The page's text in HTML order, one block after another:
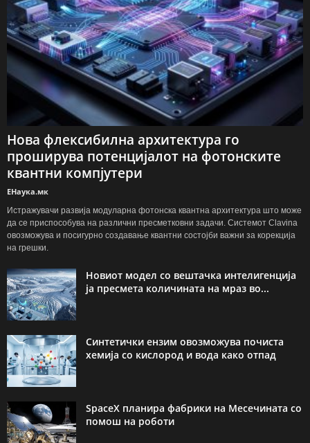
Нова флексибилна архитектура го
проширува потенцијалот на фотонските
квантни компјутери
ЕНаука.мк
Истражувачи развија модуларна фотонска квантна архитектура што може
да се приспособува на различни пресметковни задачи. Системот Clavina
овозможува и посигурно создавање квантни состојби важни за корекција
на грешки.
Новиот модел со вештачка интелигенција
ја пресмета количината на мраз во...
Синтетички ензим овозможува почиста
хемија со кислород и вода како отпад
SpaceX планира фабрики на Месечината со
помош на роботи